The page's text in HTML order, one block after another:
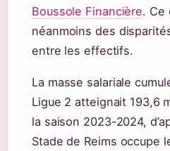
Boussole Financière. Ce
néanmoins des
entre les effectifs.
La masse salariale
Ligue 2 atteignait 193,6
la saison 2023-2024,
Stade de Reims occupe